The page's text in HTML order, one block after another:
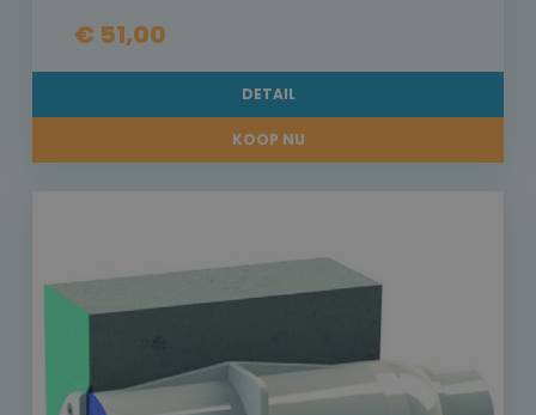
€ 51,00
DETAIL
KOOP NU